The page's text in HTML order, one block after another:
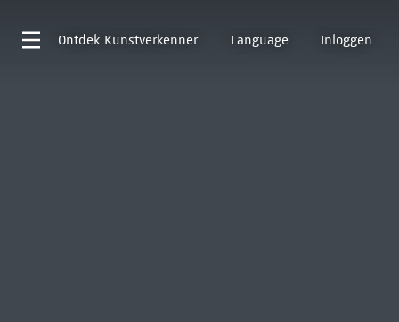
Ontdek Kunstverkenner Language Inloggen